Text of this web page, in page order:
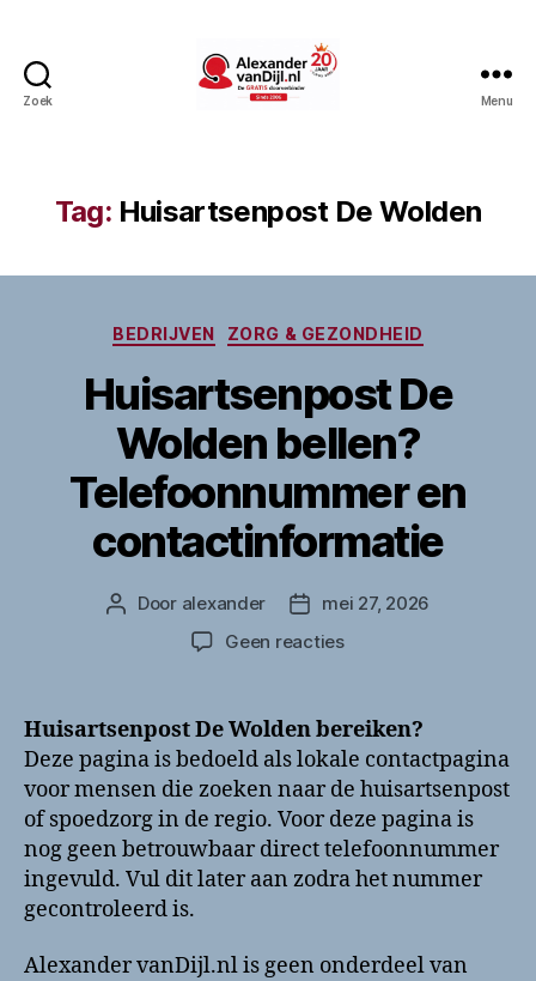
Zoek Menu
Tag: Huisartsenpost De Wolden
Categorieën
BEDRIJVEN ZORG & GEZONDHEID
Huisartsenpost De
Wolden bellen?
Telefoonnummer en
contactinformatie
Berichtauteur
Door alexander Berichtdatum
mei 27, 2026
Geen reactiesop
Wolden
bellen?
Telefoonnummer
en
contactinformatie
Huisartsenpost De Wolden bereiken?
Deze pagina is bedoeld als lokale contactpagina
voor mensen die zoeken naar de huisartsenpost
of spoedzorg in de regio. Voor deze pagina is
nog geen betrouwbaar direct telefoonnummer
ingevuld. Vul dit later aan zodra het nummer
gecontroleerd is.
Alexander vanDijl.nl is geen onderdeel van